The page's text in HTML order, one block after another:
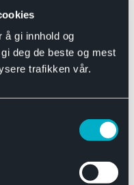
å gi innhold og
deg de beste og mest
trafikken vår.
og motor